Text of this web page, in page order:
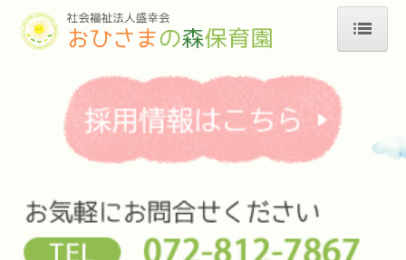
園のご案内
年間行事
一時預かり
エントリーフォーム